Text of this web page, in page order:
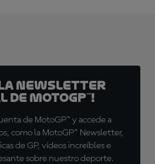
la Newsletter
MotoGP™!
de MotoGP™ y accede a
como la MotoGP™ Newsletter,
de GP, vídeos increíbles e
sobre nuestro deporte.